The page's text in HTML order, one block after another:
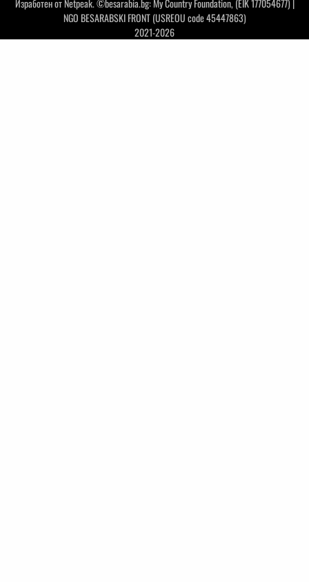
Изработен от Netpeak. ©besarabia.bg: My Country Foundation, (EIK 177054677) |
NGO BESARABSKI FRONT (USREOU code 45447863)
2021-2026